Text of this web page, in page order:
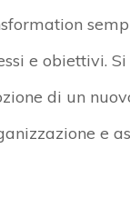
e obiettivi.
di un
e